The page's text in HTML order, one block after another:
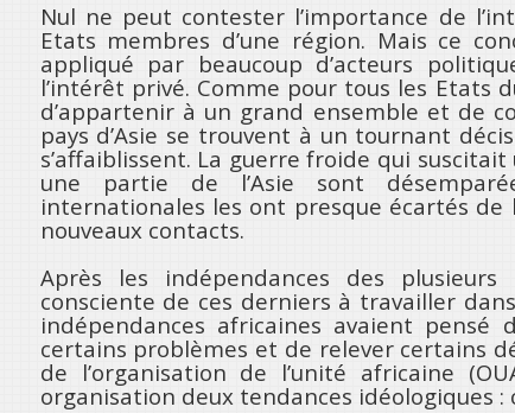
Nul ne peut contester l’importance de
Etats membres d’une région. Mais ce
appliqué par beaucoup d’acteurs
l’intérêt privé. Comme pour tous les Etats
d’appartenir à un grand ensemble et de
pays d’Asie se trouvent à un tournant
s’affaiblissent. La guerre froide qui
une partie de l’Asie sont
internationales les ont presque écartés
nouveaux contacts.
Après les indépendances des
consciente de ces derniers à travailler
indépendances africaines avaient
certains problèmes et de relever certains
de l’organisation de l’unité africaine
organisation deux tendances idéologiques :